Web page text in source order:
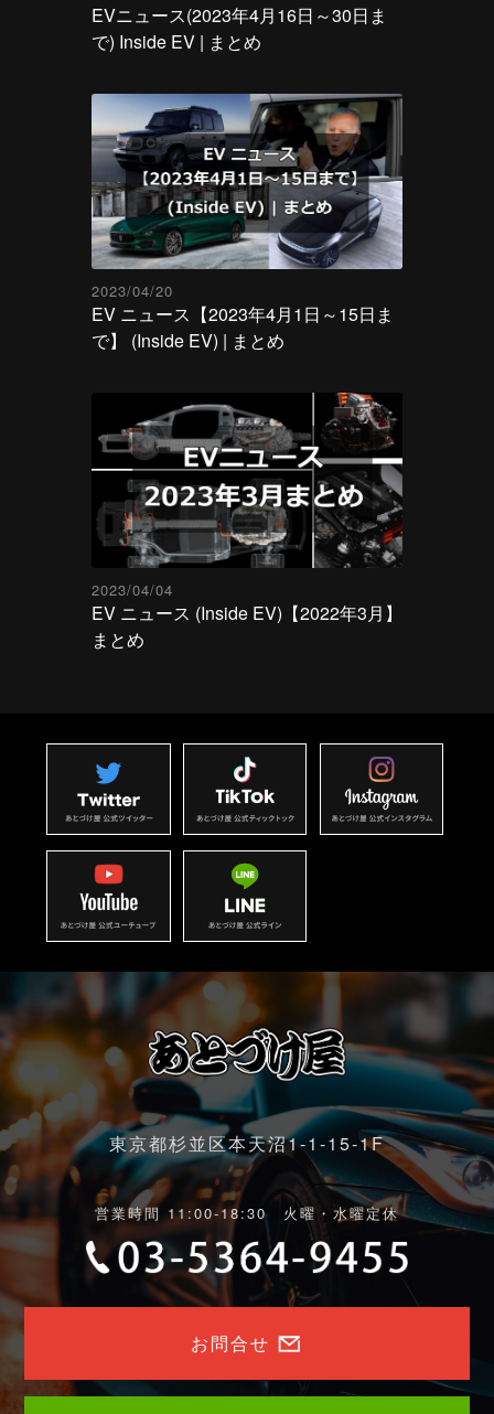
EVニュース(2023年4月16日～30日ま
で) Inside EV | まとめ
2023/04/20
EV ニュース【2023年4月1日～15日ま
で】 (Inside EV) | まとめ
2023/04/04
EV ニュース (Inside EV)【2022年3月】
まとめ
東京都杉並区本天沼1-1-15-1F
営業時間 11:00-18:30 火曜・水曜定休
お問合せ